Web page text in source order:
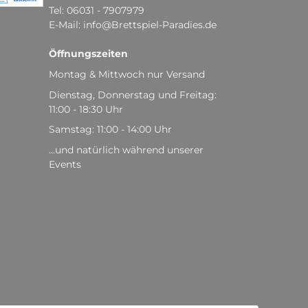
Tel: 06031 - 7907979
E-Mail: info@Brettspiel-Paradies.de
Öffnungszeiten
Montag & Mittwoch nur Versand
Dienstag, Donnerstag und Freitag:
11:00 - 18:30 Uhr
Samstag: 11:00 - 14:00 Uhr
...und natürlich während unserer
Events